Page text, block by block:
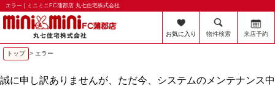
エラー | ミニミニFC蒲郡店 丸七住宅株式会社
お気に入り 物件検索 来店予約
トップ > エラー
誠に申し訳ありませんが、ただ今、システムのメンテナンス中